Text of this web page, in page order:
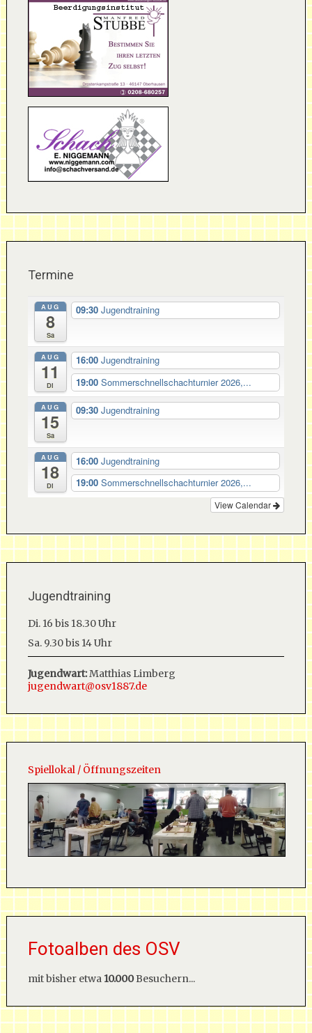
Termine
AUG
8
Sa
09:30 Jugendtraining
AUG
11
Di
16:00 Jugendtraining
19:00 Sommerschnellschachturnier 2026,...
AUG
15
Sa
09:30 Jugendtraining
AUG
18
Di
16:00 Jugendtraining
19:00 Sommerschnellschachturnier 2026,...
View Calendar
Jugendtraining
Di. 16 bis 18.30 Uhr
Sa. 9.30 bis 14 Uhr
Jugendwart:Matthias Limberg
jugendwart@osv1887.de
Spiellokal / Öffnungszeiten
Fotoalben des OSV
mit bisher etwa 10.000Besuchern...